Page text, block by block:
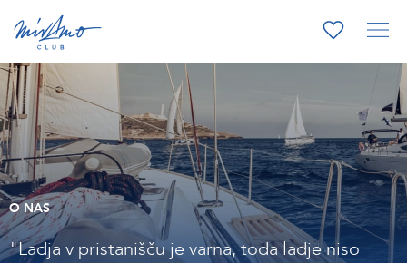
O NAS
"Ladja v pristanišču je varna, toda ladje niso